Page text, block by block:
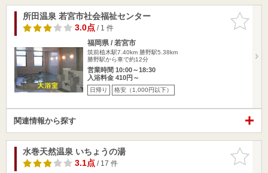
お気に入
りに追加
所田温泉 若宮市社会福祉センター
3.0点/ 1 件
福岡県 / 若宮市
筑前植木駅7.40km 勝野駅5.38km
勝野駅から車で約12分
営業時間 10:00～18:30
入浴料金 410円～
日帰り 格安（1,000円以下）
関連情報から探す
お気に入
りに追加
水巻天然温泉 いちょうの湯
3.1点/ 17 件